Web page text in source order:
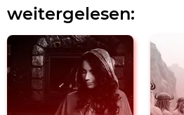
weitergelesen: